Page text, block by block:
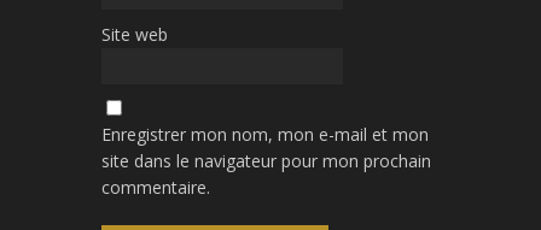
Site web
Enregistrer mon nom, mon e-mail et mon
site dans le navigateur pour mon prochain
commentaire.